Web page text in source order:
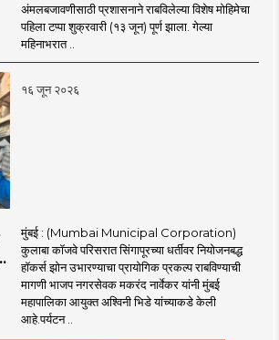
अंमलबजावणीसाठी प्रशासनाने राबविलेल्या विशेष मोहिमेचा
पहिला टप्पा शुक्रवारी (१३ जून) पूर्ण झाला. गेल्या
महिनाभरात ..
१६ जून २०२६
मुंबई : (Mumbai Municipal Corporation)
कुलाबा कॉजवे परिसरात सिंगापूरच्या धर्तीवर नियोजनबद्ध
हॉकर्स झोन उभारण्याचा प्रायोगिक प्रकल्प राबविण्याची
मागणी भाजप नगरसेवक मकरंद नार्वेकर यांनी मुंबई
महापालिका आयुक्त अश्विनी भिडे यांच्याकडे केली
आहे.पर्यटन ..